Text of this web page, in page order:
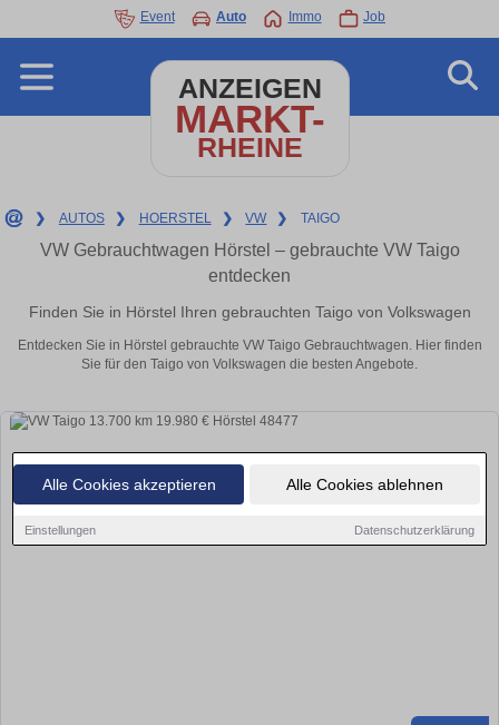
Alle Cookies akzeptieren Alle Cookies ablehnen
Einstellungen Datenschutzerklärung
Event Auto Immo Job
ANZEIGEN
MARKT-
RHEINE
❯ AUTOS ❯ HOERSTEL ❯ VW ❯ TAIGO
VW Gebrauchtwagen Hörstel – gebrauchte VW Taigo
entdecken
Finden Sie in Hörstel Ihren gebrauchten Taigo von Volkswagen
Entdecken Sie in Hörstel gebrauchte VW Taigo Gebrauchtwagen. Hier finden
Sie für den Taigo von Volkswagen die besten Angebote.